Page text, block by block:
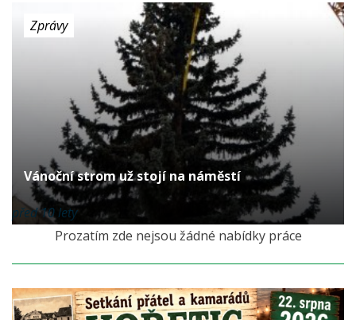
Zprávy
Vánoční strom už stojí na náměstí
před 10 lety
Prozatím zde nejsou žádné nabídky práce